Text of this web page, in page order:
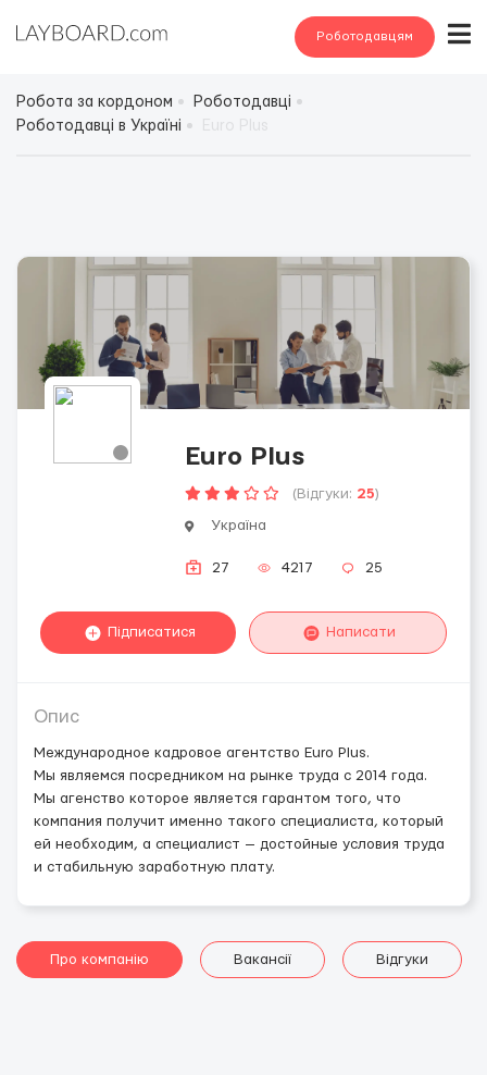
Роботодавцям
Робота за кордоном
Роботодавці
Роботодавці в Україні
Euro Plus
(Відгуки: 25)
Україна
27 4217 25
Підписатися Написати
Опис
Международное кадровое агентство Euro Plus.
Мы являемся посредником на рынке труда с 2014 года.
Мы агенство которое является гарантом того, что
компания получит именно такого специалиста, который
ей необходим, а специалист — достойные условия труда
и стабильную заработную плату.
Про компанію Вакансії Відгуки